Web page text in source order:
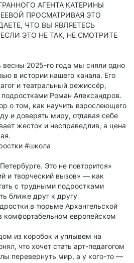
АГЕНТА КАТЕРИНЫ
ПРОСМАТРИВАЯ ЭТО
ЧТО ВЫ ЯВЛЯЕТЕСЬ
ЭТО НЕ ТАК, НЕ СМОТРИТЕ
2025-го года мы сняли одно
в истории нашего канала. Его
и театральный режиссёр,
Роман Александров.
о том, как научить взрослеющего
и доверять миру, отдавая себе
жесток и несправедлив, а цена
#школа
Это не повторится»
и творческий вызов» — как
с трудными подростками
ближе друг к другу
в тюрьме Архангельской
комфортабельном европейском
из коробок и уплывем на
что хочет стать арт-педагогом
перевернуть мир, а у кого-то —